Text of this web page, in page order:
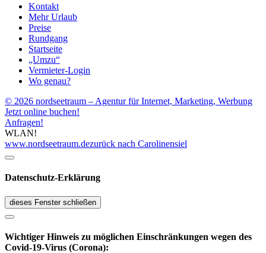
Kontakt
Mehr Urlaub
Preise
Rundgang
Startseite
„Umzu“
Vermieter-Login
Wo genau?
© 2026 nordseetraum – Agentur für Internet, Marketing, Werbung
Jetzt online buchen!
Anfragen!
WLAN!
www.nordseetraum.dezurück nach Carolinensiel
Datenschutz-Erklärung
dieses Fenster schließen
Wichtiger Hinweis zu möglichen Ein­schränk­ungen wegen des
Covid-19-Virus (Corona):